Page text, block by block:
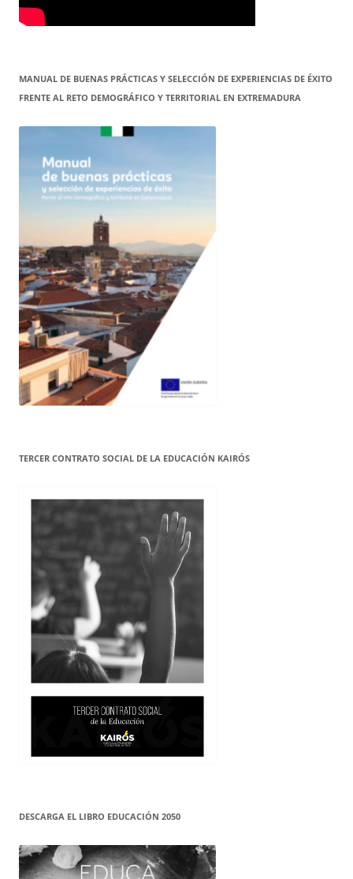
MANUAL DE BUENAS PRÁCTICAS Y SELECCIÓN DE EXPERIENCIAS DE ÉXITO
FRENTE AL RETO DEMOGRÁFICO Y TERRITORIAL EN EXTREMADURA
TERCER CONTRATO SOCIAL DE LA EDUCACIÓN KAIRÓS
DESCARGA EL LIBRO EDUCACIÓN 2050